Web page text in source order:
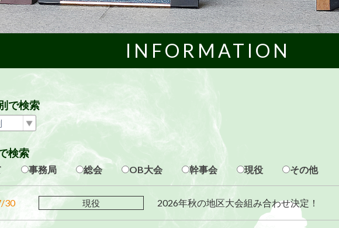
INFORMATION
で検索
検索
事務局 総会 OB大会 幹事会 現役 その他
30 現役 2026年秋の地区大会組み合わせ決定！